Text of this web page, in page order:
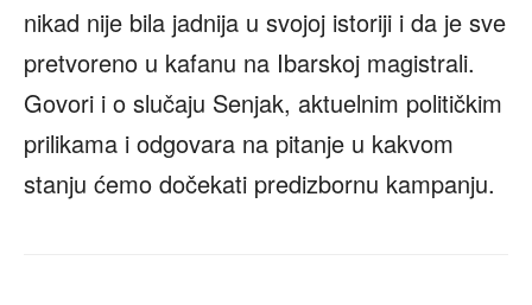
nikad nije bila jadnija u svojoj istoriji i da je sve
pretvoreno u kafanu na Ibarskoj magistrali.
Govori i o slučaju Senjak, aktuelnim političkim
prilikama i odgovara na pitanje u kakvom
stanju ćemo dočekati predizbornu kampanju.